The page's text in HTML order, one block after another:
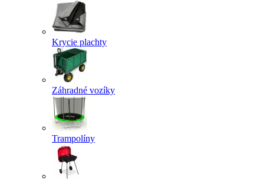
Krycie plachty
Záhradné vozíky
Trampolíny